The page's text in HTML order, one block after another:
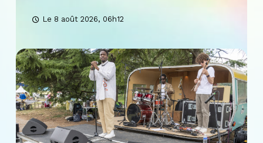
Le 8 août 2026, 06h12